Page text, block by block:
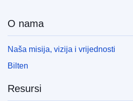
O nama
Naša misija, vizija i vrijednosti
Bilten
Resursi